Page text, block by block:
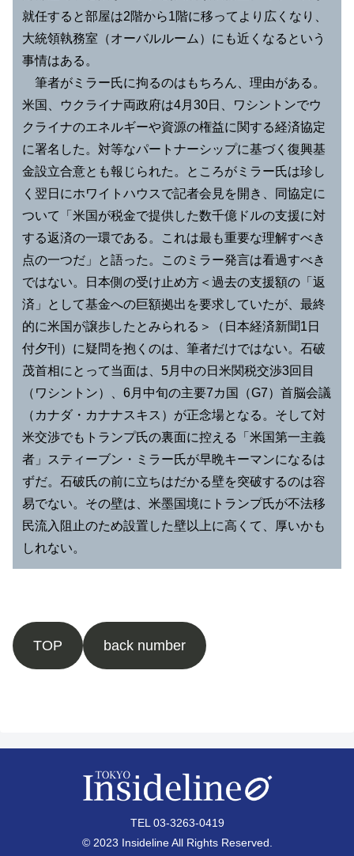
就任すると部屋は2階から1階に移ってより広くなり、
大統領執務室（オーバルルーム）にも近くなるという
事情はある。
筆者がミラー氏に拘るのはもちろん、理由がある。
米国、ウクライナ両政府は4月30日、ワシントンでウ
クライナのエネルギーや資源の権益に関する経済協定
に署名した。対等なパートナーシップに基づく復興基
金設立合意とも報じられた。ところがミラー氏は珍し
く翌日にホワイトハウスで記者会見を開き、同協定に
ついて「米国が税金で提供した数千億ドルの支援に対
する返済の一環である。これは最も重要な理解すべき
点の一つだ」と語った。このミラー発言は看過すべき
ではない。日本側の受け止め方＜過去の支援額の「返
済」として基金への巨額拠出を要求していたが、最終
的に米国が譲歩したとみられる＞（日本経済新聞1日
付夕刊）に疑問を抱くのは、筆者だけではない。石破
茂首相にとって当面は、5月中の日米関税交渉3回目
（ワシントン）、6月中旬の主要7カ国（G7）首脳会議
（カナダ・カナナスキス）が正念場となる。そして対
米交渉でもトランプ氏の裏面に控える「米国第一主義
者」スティーブン・ミラー氏が早晩キーマンになるは
ずだ。石破氏の前に立ちはだかる壁を突破するのは容
易でない。その壁は、米墨国境にトランプ氏が不法移
民流入阻止のため設置した壁以上に高くて、厚いかも
しれない。
TOP back number
TEL 03-3263-0419
© 2023 Insideline All Rights Reserved.